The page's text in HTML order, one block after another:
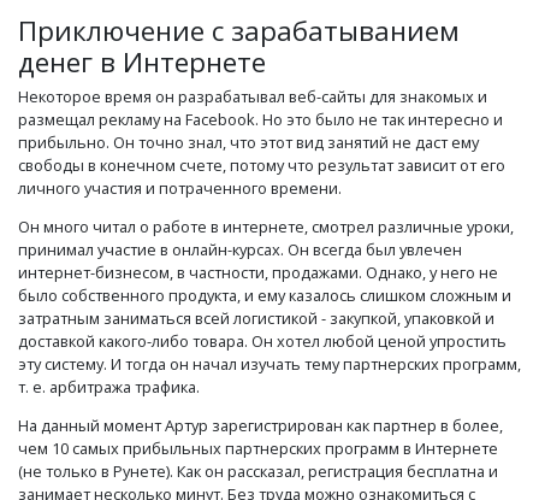
Приключение с зарабатыванием
денег в Интернете
Некоторое время он разрабатывал веб-сайты для знакомых и
размещал рекламу на Facebook. Но это было не так интересно и
прибыльно. Он точно знал, что этот вид занятий не даст ему
свободы в конечном счете, потому что результат зависит от его
личного участия и потраченного времени.
Он много читал о работе в интернете, смотрел различные уроки,
принимал участие в онлайн-курсах. Он всегда был увлечен
интернет-бизнесом, в частности, продажами. Однако, у него не
было собственного продукта, и ему казалось слишком сложным и
затратным заниматься всей логистикой - закупкой, упаковкой и
доставкой какого-либо товара. Он хотел любой ценой упростить
эту систему. И тогда он начал изучать тему партнерских программ,
т. е. арбитража трафика.
На данный момент Артур зарегистрирован как партнер в более,
чем 10 самых прибыльных партнерских программ в Интернете
(не только в Рунете). Как он рассказал, регистрация бесплатна и
занимает несколько минут. Без труда можно ознакомиться с